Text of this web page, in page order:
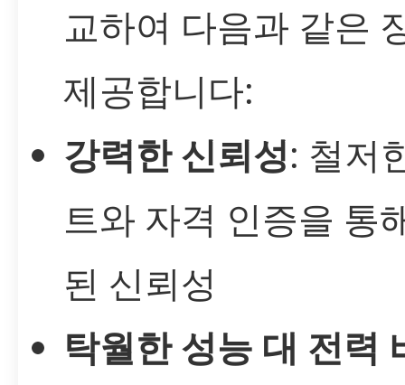
교하여 다음과 같은
제공합니다:
강력한 신뢰성: 철저
트와 자격 인증을 통
된 신뢰성
탁월한 성능 대 전력